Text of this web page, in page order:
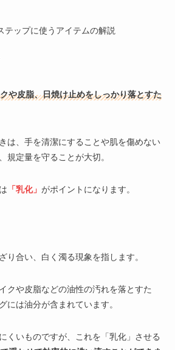
や皮脂、日焼け止めをしっかり落とすた
は、手を清潔にすることや肌を傷めない
規定量を守ることが大切。
「乳化」 がポイントになります。
り合い、白く濁る現象を指します。
クや皮脂などの油性の汚れを落とすた
には油分が含まれています。
くいものですが、これを「乳化」させる